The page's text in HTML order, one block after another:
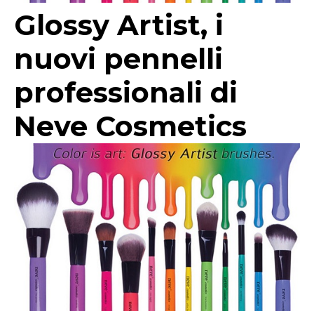
Glossy Artist, i
nuovi pennelli
professionali di
Neve Cosmetics